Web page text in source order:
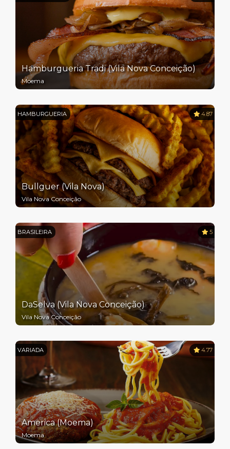
Hamburgueria Tradi (Vila Nova Conceição)
Moema
HAMBURGUERIA 4.87
Bullguer (Vila Nova)
Vila Nova Conceição
BRASILEIRA 5
DaSelva (Vila Nova Conceição)
Vila Nova Conceição
VARIADA 4.77
America (Moema)
Moema